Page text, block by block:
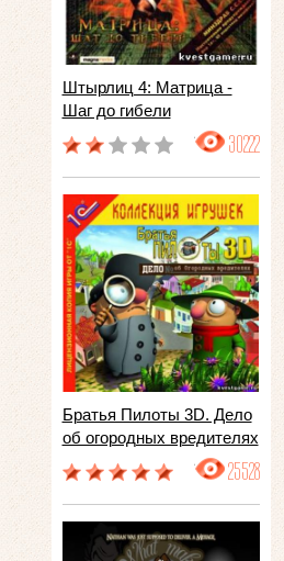
Штырлиц 4: Матрица -
Шаг до гибели
30222
Братья Пилоты 3D. Дело
об огородных вредителях
25528